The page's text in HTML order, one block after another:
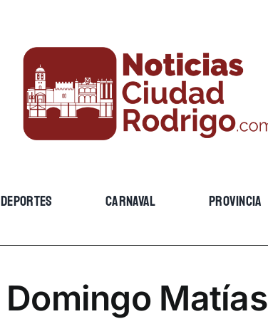
DEPORTES CARNAVAL PROVINCIA
Domingo Matías